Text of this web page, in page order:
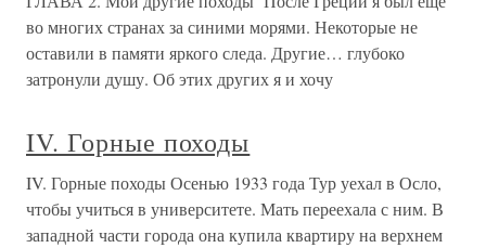
во многих странах за синими морями. Некоторые не
оставили в памяти яркого следа. Другие… глубоко
затронули душу. Об этих других я и хочу
IV. Горные походы
IV. Горные походы Осенью 1933 года Тур уехал в Осло,
чтобы учиться в университете. Мать переехала с ним. В
западной части города она купила квартиру на верхнем